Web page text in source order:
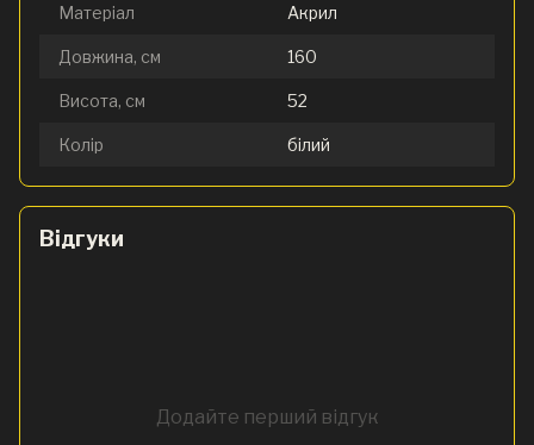
Матеріал Акрил
Довжина, см 160
Висота, см 52
Колір білий
Відгуки
Додайте перший відгук